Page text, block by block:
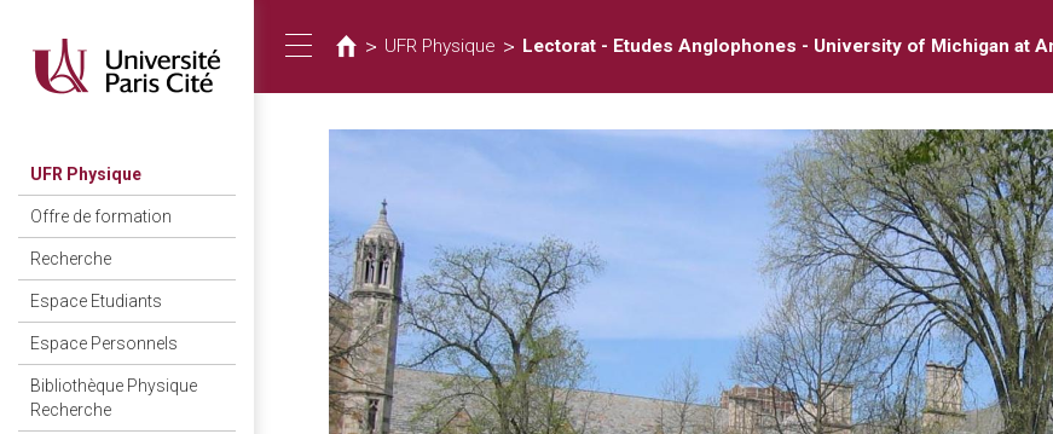
contenu
principal
UFR Physique
Offre de formation
Recherche
Espace Etudiants
Espace Personnels
Bibliothèque Physique
Recherche
Toggle
navigation
êtes
ici
> UFR Physique > Lectorat - Etudes Anglophones - University of Michigan at